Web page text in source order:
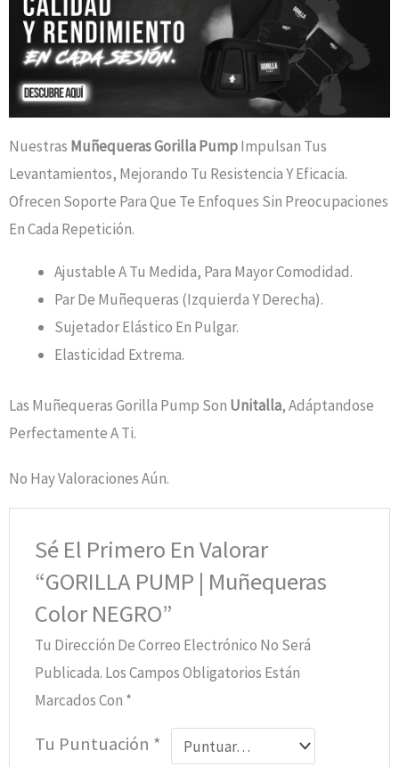
Nuestras Muñequeras Gorilla PumpImpulsan Tus
Levantamientos, Mejorando Tu Resistencia Y Eficacia.
Ofrecen Soporte Para Que Te Enfoques Sin Preocupaciones
En Cada Repetición.
Ajustable A Tu Medida, Para Mayor Comodidad.
Par De Muñequeras (izquierda Y Derecha).
Sujetador Elástico En Pulgar.
Elasticidad Extrema.
Las Muñequeras Gorilla Pump Son Unitalla, Adáptandose
Perfectamente A Ti.
No Hay Valoraciones Aún.
Sé El Primero En Valorar
“GORILLA PUMP | Muñequeras
Color NEGRO”
Tu Dirección De Correo Electrónico No Será
Publicada. Los Campos Obligatorios Están
Marcados Con *
Tu Puntuación *